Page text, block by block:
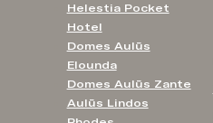
Helestia Pocket
Hotel
Domes Aulūs
Elounda
Domes Aulūs Zante
Aulūs Lindos